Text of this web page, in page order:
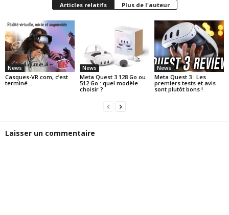
Articles relatifs Plus de l'auteur
News
Casques-VR.com, c’est
terminé…
News
Meta Quest 3 128 Go ou
512 Go : quel modèle
choisir ?
News
Meta Quest 3 : Les
premiers tests et avis
sont plutôt bons !
Laisser un commentaire